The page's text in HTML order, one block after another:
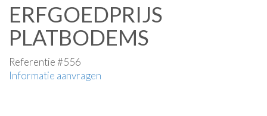
ERFGOEDPRIJS
PLATBODEMS
Referentie #556
Informatie aanvragen